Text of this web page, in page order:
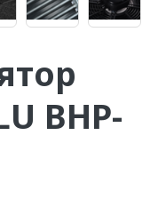
BHP-